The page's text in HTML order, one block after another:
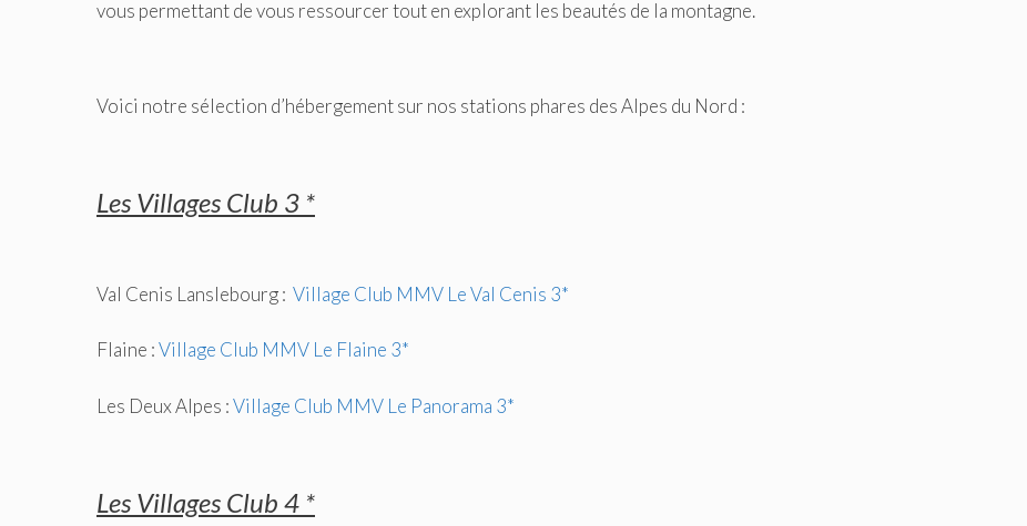
vous permettant de vous ressourcer tout en explorant les beautés de la montagne.
Voici notre sélection d’hébergement sur nos stations phares des Alpes du Nord :
Les Villages Club 3 *
Val Cenis Lanslebourg : Village Club MMV Le Val Cenis 3*
Flaine :Village Club MMV Le Flaine 3*
Les Deux Alpes :Village Club MMV Le Panorama 3*
Les Villages Club 4 *